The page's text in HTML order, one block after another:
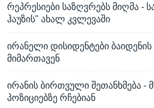
რეპრესიები საზღვრებს მიღმა
ჰაუზის" ახალ კვლევაში
ირანელი დისიდენტები ბაიდენის
მიმართავენ
ირანის ბირთვული შეთანხმება -
პოზიციებზე რჩებიან